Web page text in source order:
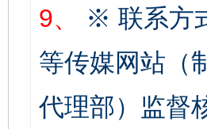
9、
※ 联系方
等传媒网站（
代理部）监督